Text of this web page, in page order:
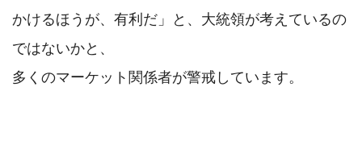
かけるほうが、有利だ」と、大統領が考えているの
ではないかと、